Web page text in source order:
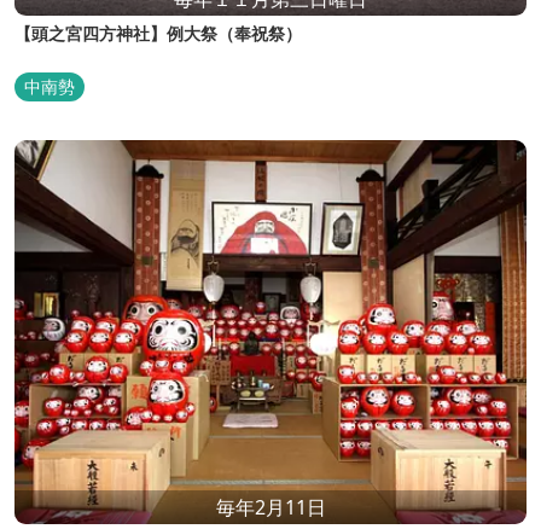
【頭之宮四方神社】例大祭（奉祝祭）
中南勢
毎年2月11日